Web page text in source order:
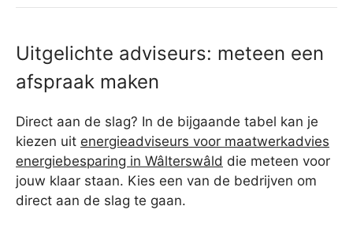
Uitgelichte adviseurs: meteen een
afspraak maken
Direct aan de slag? In de bijgaande tabel kan je
kiezen uit energieadviseurs voor maatwerkadvies
energiebesparing in Wâlterswâld die meteen voor
jouw klaar staan. Kies een van de bedrijven om
direct aan de slag te gaan.